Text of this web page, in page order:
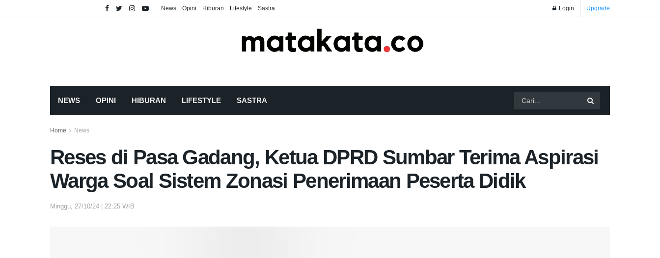
News Opini Hiburan Lifestyle Sastra Login Upgrade
NEWS OPINI HIBURAN LIFESTYLE SASTRA
Home News
Reses di Pasa Gadang, Ketua DPRD Sumbar Terima Aspirasi
Warga Soal Sistem Zonasi Penerimaan Peserta Didik
Minggu, 27/10/24 | 22:25 WIB